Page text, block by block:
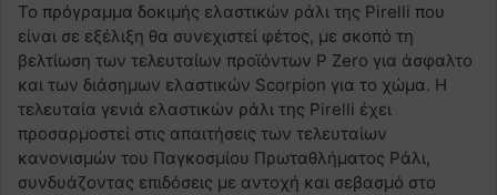
Το πρόγραμμα δοκιμής ελαστικών ράλι της Pirelli που
είναι σε εξέλιξη θα συνεχιστεί φέτος, με σκοπό τη
βελτίωση των τελευταίων προϊόντων P Zero για άσφαλτο
και των διάσημων ελαστικών Scorpion για το χώμα. Η
τελευταία γενιά ελαστικών ράλι της Pirelli έχει
προσαρμοστεί στις απαιτήσεις των τελευταίων
κανονισμών του Παγκοσμίου Πρωταθλήματος Ράλι,
συνδυάζοντας επιδόσεις με αντοχή και σεβασμό στο